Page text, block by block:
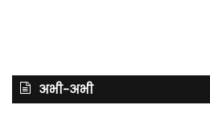
अभी-अभी